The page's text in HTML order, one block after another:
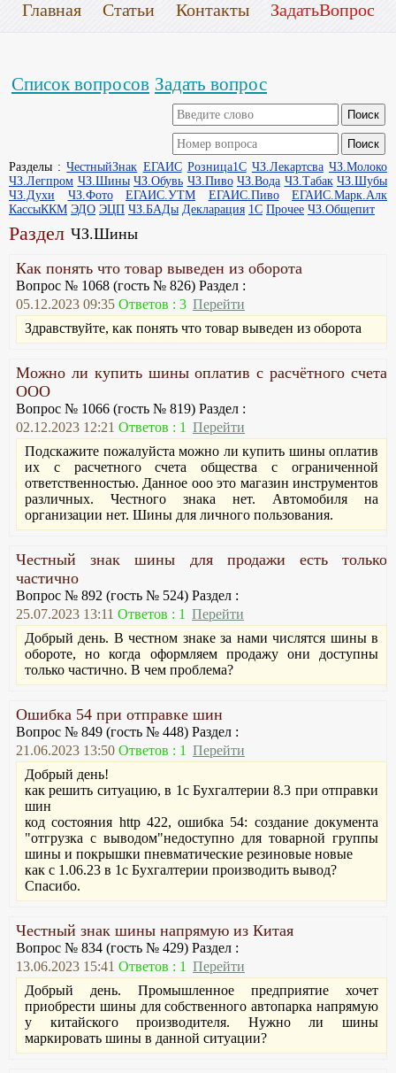
Главная Статьи Контакты ЗадатьВопрос
Список вопросов Задать вопрос
Разделы :ЧестныйЗнак ЕГАИС Розница1С ЧЗ.Лекартсва ЧЗ.Молоко
ЧЗ.Легпром ЧЗ.Шины ЧЗ.Обувь ЧЗ.Пиво ЧЗ.Вода ЧЗ.Табак ЧЗ.Шубы
ЧЗ.Духи
ЧЗ.Фото ЕГАИС.УТМ ЕГАИС.Пиво
ЕГАИС.Марк.Алк
КассыККМ ЭДО ЭЦП ЧЗ.БАДы Декларация 1С Прочее ЧЗ.Общепит
Раздел ЧЗ.Шины
Как понять что товар выведен из оборота
Вопрос № 1068 (гость № 826) Раздел :
05.12.2023 09:35 Ответов : 3 Перейти
Здравствуйте, как понять что товар выведен из оборота
Можно ли купить шины оплатив с расчётного счета
ООО
Вопрос № 1066 (гость № 819) Раздел :
02.12.2023 12:21 Ответов : 1 Перейти
Подскажите пожалуйста можно ли купить шины оплатив
их с расчетного счета общества с ограниченной
ответственностью. Данное ооо это магазин инструментов
различных. Честного знака нет. Автомобиля на
организации нет. Шины для личного пользования.
Честный знак шины для продажи есть только
частично
Вопрос № 892 (гость № 524) Раздел :
25.07.2023 13:11 Ответов : 1 Перейти
Добрый день. В честном знаке за нами числятся шины в
обороте, но когда оформляем продажу они доступны
только частично. В чем проблема?
Ошибка 54 при отправке шин
Вопрос № 849 (гость № 448) Раздел :
21.06.2023 13:50 Ответов : 1 Перейти
Добрый день!
как решить ситуацию, в 1с Бухгалтерии 8.3 при отправки
шин
код состояния http 422, ошибка 54: создание документа
"отгрузка с выводом"недоступно для товарной группы
шины и покрышки пневматические резиновые новые
как с 1.06.23 в 1с Бухгалтерии производить вывод?
Спасибо.
Честный знак шины напрямую из Китая
Вопрос № 834 (гость № 429) Раздел :
13.06.2023 15:41 Ответов : 1 Перейти
Добрый день. Промышленное предприятие хочет
приобрести шины для собственного автопарка напрямую
у китайского производителя. Нужно ли шины
маркировать шины в данной ситуации?